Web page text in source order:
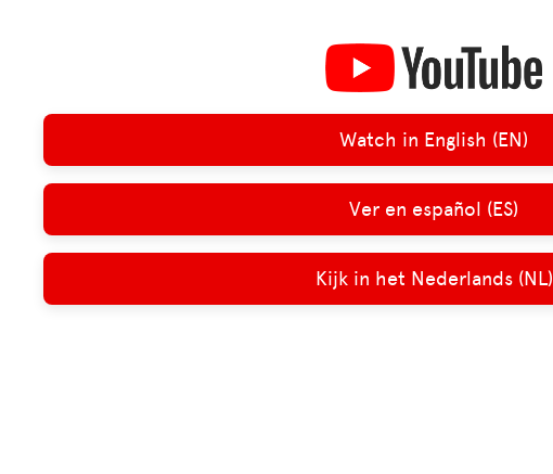
Watch in English (EN)
Ver en español (ES)
Kijk in het Nederlands (NL)